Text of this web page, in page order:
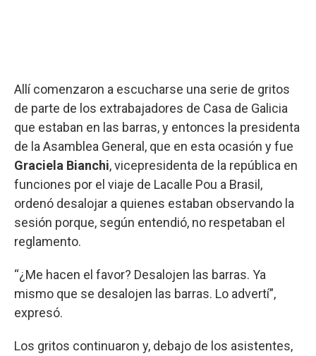
Allí comenzaron a escucharse una serie de gritos
de parte de los extrabajadores de Casa de Galicia
que estaban en las barras, y entonces la presidenta
de la Asamblea General, que en esta ocasión y fue
Graciela Bianchi, vicepresidenta de la república en
funciones por el viaje de Lacalle Pou a Brasil,
ordenó desalojar a quienes estaban observando la
sesión porque, según entendió, no respetaban el
reglamento.
“¿Me hacen el favor? Desalojen las barras. Ya
mismo que se desalojen las barras. Lo advertí”,
expresó.
Los gritos continuaron y, debajo de los asistentes,